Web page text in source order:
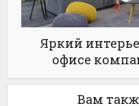
Яркий
офисе
Вам